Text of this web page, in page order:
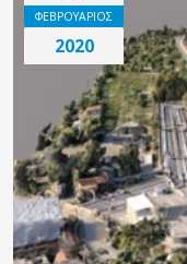
ΦΕΒΡΟΥΑΡΙΟΣ
2020